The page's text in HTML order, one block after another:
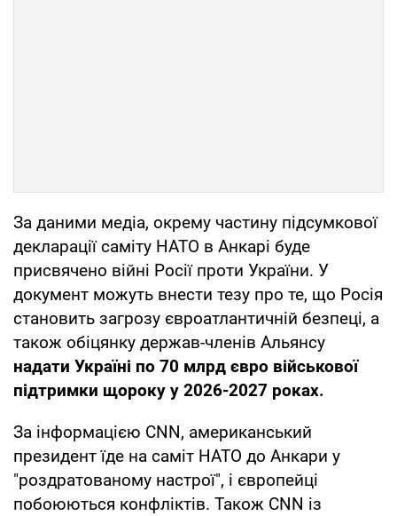
За даними медіа, окрему частину підсумкової
декларації саміту НАТО в Анкарі буде
присвячено війні Росії проти України. У
документ можуть внести тезу про те, що Росія
становить загрозу євроатлантичній безпеці, а
також обіцянку держав-членів Альянсу
надати Україні по 70 млрд євро військової
підтримки щороку у 2026-2027 роках.
За інформацією CNN, американський
президент їде на саміт НАТО до Анкари у
"роздратованому настрої", і європейці
побоюються конфліктів. Також CNN із